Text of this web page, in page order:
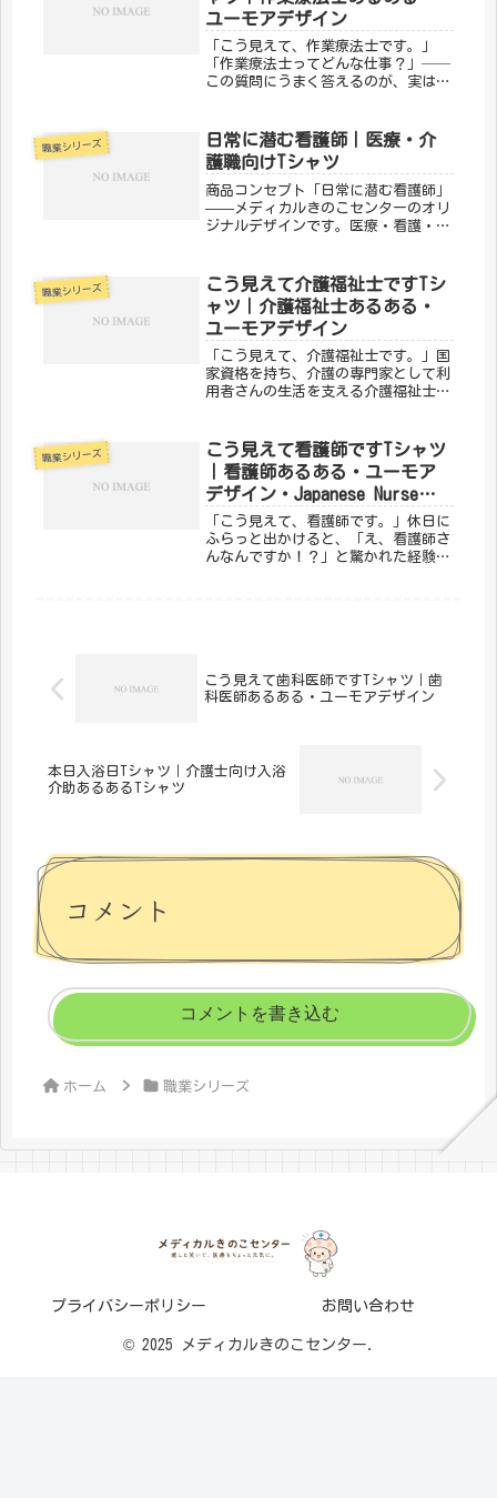
の...
ユーモアデザイン
「こう見えて、作業療法士です。」
「作業療法士ってどんな仕事？」──
この質問にうまく答えるのが、実はな
しい生活の回復をサポートするOT。手
芸からパソコン操作まで、幅広い「作
業」...
職業シリーズ
日常に潜む看護師｜医療・介
護職向けTシャツ
商品コンセプト「日常に潜む看護師」
——メディカルきのこセンターのオリ
ジナルデザインです。医療・看護・介
はもちろん、プレゼントにもぴったり
です。「メディカルきのこセンター」
が...
職業シリーズ
こう見えて介護福祉士ですTシ
ャツ｜介護福祉士あるある・
ユーモアデザイン
「こう見えて、介護福祉士です。」国
家資格を持ち、介護の専門家として利
用者さんの生活を支える介護福祉士。
ず。そんな介護福祉士の誇りをユーモ
ラスに込めたのが、メディカルきのこ
セ...
職業シリーズ
こう見えて看護師ですTシャツ
｜看護師あるある・ユーモア
デザイン・Japanese Nurse
Shirt
「こう見えて、看護師です。」休日に
ふらっと出かけると、「え、看護師さ
んなんですか！？」と驚かれた経験、
こう見えて歯科医師ですTシャツ｜歯
科医師あるある・ユーモアデザイン
本日入浴日Tシャツ｜介護士向け入浴
介助あるあるTシャツ
コメント
コメントを書き込む
ホーム 職業シリーズ
プライバシーポリシー お問い合わせ
© 2025 メディカルきのこセンター.